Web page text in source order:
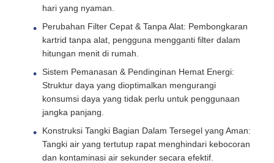
Perumahan Filter Air
Kartrid Filter Air
Membran RO Perumahan
Sterilisasi Air UV
hari yang nyaman.
Perubahan Filter Cepat & Tanpa Alat: Pembongkaran
kartrid tanpa alat, pengguna mengganti filter dalam
hitungan menit di rumah.
Sistem Pemanasan & Pendinginan Hemat Energi:
Struktur daya yang dioptimalkan mengurangi
konsumsi daya yang tidak perlu untuk penggunaan
jangka panjang.
Konstruksi Tangki Bagian Dalam Tersegel yang Aman:
Tangki air yang tertutup rapat menghindari kebocoran
dan kontaminasi air sekunder secara efektif.